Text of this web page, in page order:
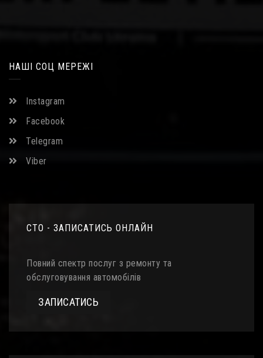
НАШІ СОЦ МЕРЕЖІ
Instagram
Facebook
Telegram
Viber
СТО - ЗАПИСАТИСЬ ОНЛАЙН
Повний спектр послуг з ремонту та
обслуговування автомобілів
ЗАПИСАТИСЬ